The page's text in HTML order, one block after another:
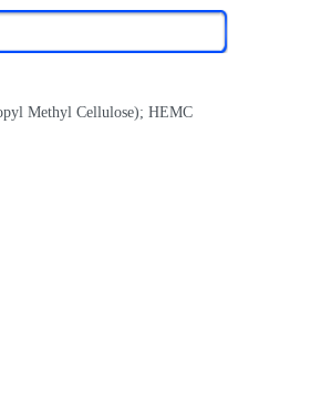
Methyl Cellulose); HEMC